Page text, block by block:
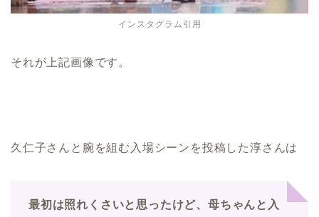
インスタグラム引用
それが上記画像です。
久仁子さんと腕を組む入場シーンを投稿した淳さんは
最初は照れくさいと思ったけど、母ちゃんと入